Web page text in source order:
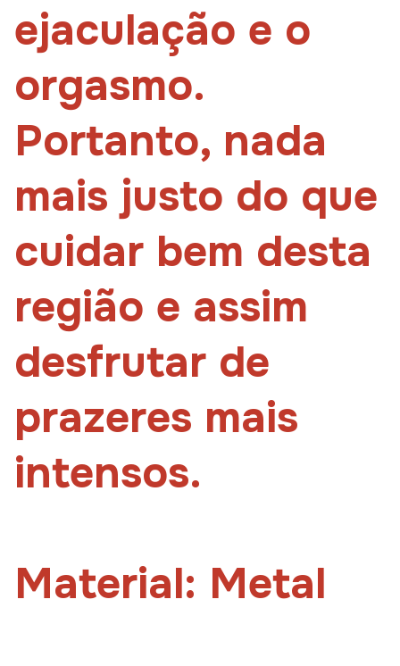
ejaculação e o
orgasmo.
Portanto, nada
mais justo do que
cuidar bem desta
região e assim
desfrutar de
prazeres mais
intensos.
Material: Metal